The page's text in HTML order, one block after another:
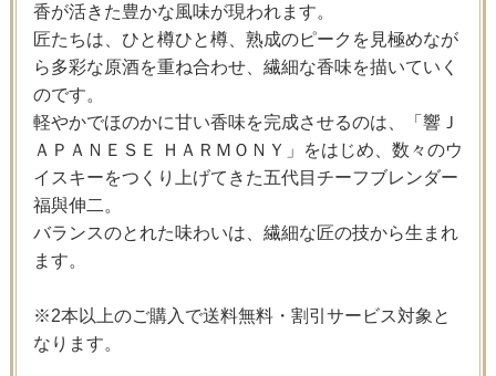
香が活きた豊かな風味が現われます。
匠たちは、ひと樽ひと樽、熟成のピークを見極めなが
ら多彩な原酒を重ね合わせ、繊細な香味を描いていく
のです。
軽やかでほのかに甘い香味を完成させるのは、「響Ｊ
ＡＰＡＮＥＳＥ ＨＡＲＭＯＮＹ」をはじめ、数々のウ
イスキーをつくり上げてきた五代目チーフブレンダー
福與伸二。
バランスのとれた味わいは、繊細な匠の技から生まれ
ます。
※2本以上のご購入で送料無料・割引サービス対象と
なります。